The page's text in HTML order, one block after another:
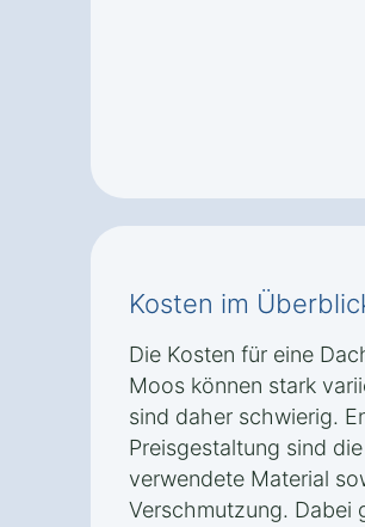
Kosten im
Die Kosten für eine
Moos können stark
sind daher schwierig.
Preisgestaltung sind
verwendete Material
Verschmutzung. Dabei